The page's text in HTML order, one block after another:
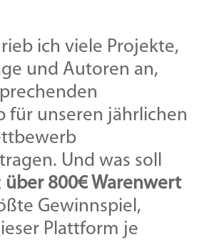
ich viele Projekte,
und Autoren an,
für unseren jährlichen
Und was soll
über 800€ Warenwert
Gewinnspiel,
Plattform je